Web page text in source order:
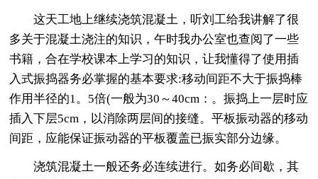
这天工地上继续浇筑混凝土，听刘工给我讲解了很
多关于混凝土浇注的知识，午时我办公室也查阅了一些
书籍，合在学校课本上学习的知识，让我懂得了使用插
入式振捣器务必掌握的基本要求:移动间距不大于振捣棒
作用半径的1。5倍(一般为30～40cm：。振捣上一层时应
插入下层5cm，以消除两层间的接缝。平板振动器的移动
间距，应能保证振动器的平板覆盖已振实部分边缘。
浇筑混凝土一般还务必连续进行。如务必间歇，其